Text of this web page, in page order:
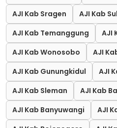
AJI Kab Sragen
AJI Kab
AJI Kab Temanggung
AJI
AJI Kab Wonosobo
AJI
AJI Kab Gunungkidul
AJI
AJI Kab Sleman
AJI Kab
AJI Kab Banyuwangi
AJI